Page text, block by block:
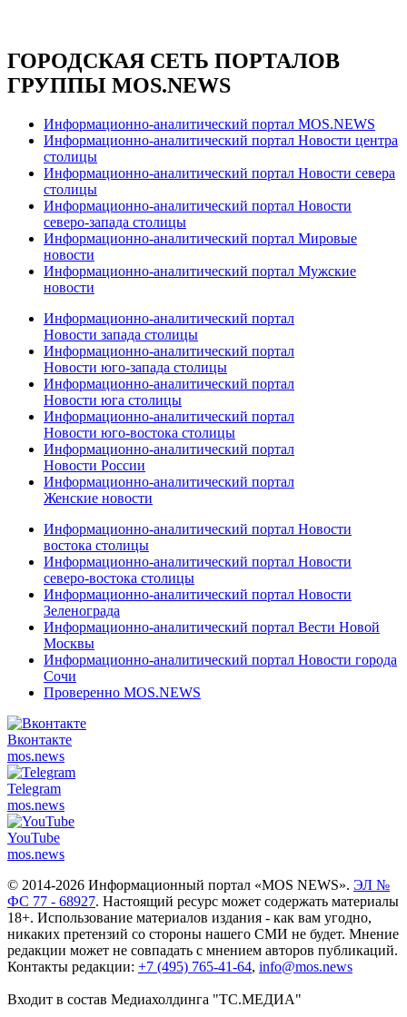
ГОРОДСКАЯ СЕТЬ ПОРТАЛОВ
ГРУППЫ MOS.NEWS
Информационно-аналитический портал MOS.NEWS
Информационно-аналитический портал Новости центра
столицы
Информационно-аналитический портал Новости севера
столицы
Информационно-аналитический портал Новости
северо-запада столицы
Информационно-аналитический портал Мировые
новости
Информационно-аналитический портал Мужские
новости
Информационно-аналитический портал
Новости запада столицы
Информационно-аналитический портал
Новости юго-запада столицы
Информационно-аналитический портал
Новости юга столицы
Информационно-аналитический портал
Новости юго-востока столицы
Информационно-аналитический портал
Новости России
Информационно-аналитический портал
Женские новости
Информационно-аналитический портал Новости
востока столицы
Информационно-аналитический портал Новости
северо-востока столицы
Информационно-аналитический портал Новости
Зеленограда
Информационно-аналитический портал Вести Новой
Москвы
Информационно-аналитический портал Новости города
Сочи
Проверенно MOS.NEWS
Вконтакте
mos.news
Telegram
mos.news
YouTube
mos.news
© 2014-2026 Информационный портал «MOS NEWS». ЭЛ №
ФС 77 - 68927. Настоящий ресурс может содержать материалы
18+. Использование материалов издания - как вам угодно,
никаких претензий со стороны нашего СМИ не будет. Мнение
редакции может не совпадать с мнением авторов публикаций.
Контакты редакции: +7 (495) 765-41-64, info@mos.news
Входит в состав Медиахолдинга "ТС.МЕДИА"